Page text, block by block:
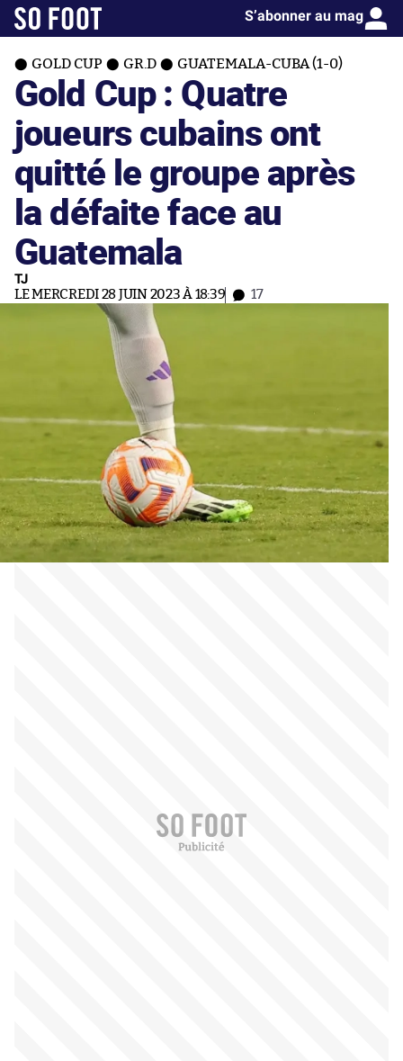
S’abonner au mag
GOLD CUP GR.D GUATEMALA-CUBA (1-0)
Gold Cup : Quatre
joueurs cubains ont
quitté le groupe après
la défaite face au
Guatemala
TJ
LE MERCREDI 28 JUIN 2023 À 18:39 17